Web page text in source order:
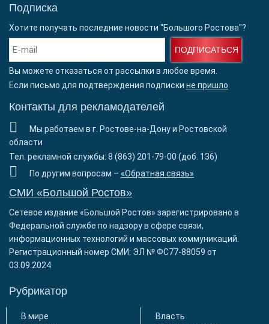
Подписка
Хотите получать последние новости "Большого Ростова"?
ПОДПИСАТЬСЯ
Вы можете отказаться от рассылки в любое время.
Если письмо для подтверждения подписки не пришло
Контакты для рекламодателей
Мы работаем в г. Ростове-на-Дону и Ростовской
области
Тел. рекламной службы: 8 (863) 201-79-00 (доб. 136)
По другим вопросам – «Обратная связь»
СМИ «Большой Ростов»
Сетевое издание «Большой Ростов» зарегистрировано в
Федеральной службе по надзору в сфере связи,
информационных технологий и массовых коммуникаций.
Регистрационный номер СМИ: ЭЛ № ФС77-88059 от
03.09.2024
Рубрикатор
В мире
Власть